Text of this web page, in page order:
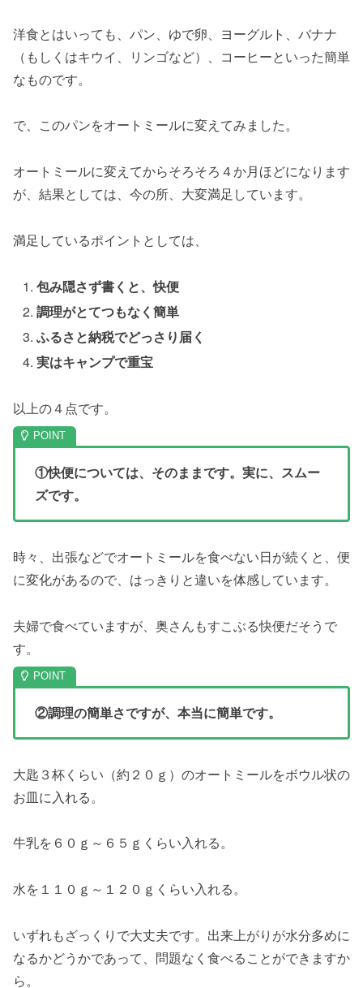
洋食とはいっても、パン、ゆで卵、ヨーグルト、バナナ
（もしくはキウイ、リンゴなど）、コーヒーといった簡単
なものです。
で、このパンをオートミールに変えてみました。
オートミールに変えてからそろそろ４か月ほどになります
が、結果としては、今の所、大変満足しています。
満足しているポイントとしては、
包み隠さず書くと、快便
調理がとてつもなく簡単
ふるさと納税でどっさり届く
実はキャンプで重宝
以上の４点です。
①快便については、そのままです。実に、スムー
ズです。
時々、出張などでオートミールを食べない日が続くと、便
に変化があるので、はっきりと違いを体感しています。
夫婦で食べていますが、奥さんもすこぶる快便だそうで
す。
②調理の簡単さですが、本当に簡単です。
大匙３杯くらい（約２０ｇ）のオートミールをボウル状の
お皿に入れる。
牛乳を６０ｇ～６５ｇくらい入れる。
水を１１０ｇ～１２０ｇくらい入れる。
いずれもざっくりで大丈夫です。出来上がりが水分多めに
なるかどうかであって、問題なく食べることができますか
ら。